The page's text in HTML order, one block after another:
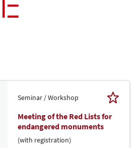
Seminar / Workshop
Meeting of the Red Lists for
endangered monuments
(with registration)